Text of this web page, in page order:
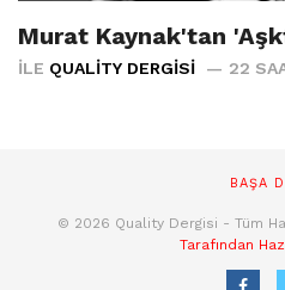
Murat Kaynak'tan
İLE QUALITY DERGISI 22
BAŞA
© 2026 Quality Dergisi - Tüm
Tarafından